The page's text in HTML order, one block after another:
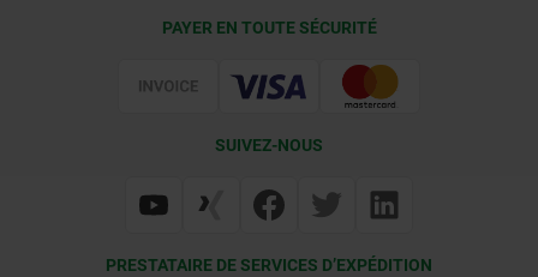
PAYER EN TOUTE SÉCURITÉ
SUIVEZ-NOUS
PRESTATAIRE DE SERVICES D’EXPÉDITION